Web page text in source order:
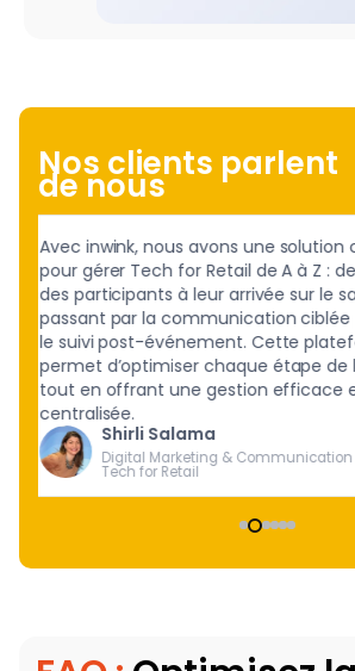
Nos clients parlent
de nous
Avec inwink, nous avons une
pour gérer Tech for Retail de A à Z :
des participants à leur arrivée sur le
passant par la communication
le suivi post-événement. Cette
permet d’optimiser chaque étape de
tout en offrant une gestion efficace
centralisée.
Shirli Salama
Digital Marketing & Communication
Tech for Retail